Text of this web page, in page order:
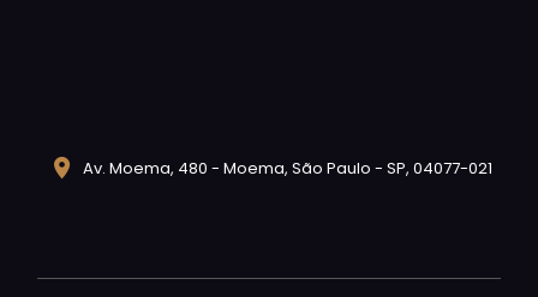
Av. Moema, 480 - Moema, São Paulo - SP, 04077-021